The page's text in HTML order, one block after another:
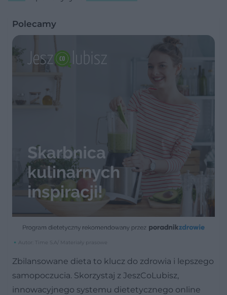
Polecamy
Autor: Time S.A/ Materiały prasowe
Zbilansowane dieta to klucz do zdrowia i lepszego
samopoczucia. Skorzystaj z JeszCoLubisz,
innowacyjnego systemu dietetycznego online